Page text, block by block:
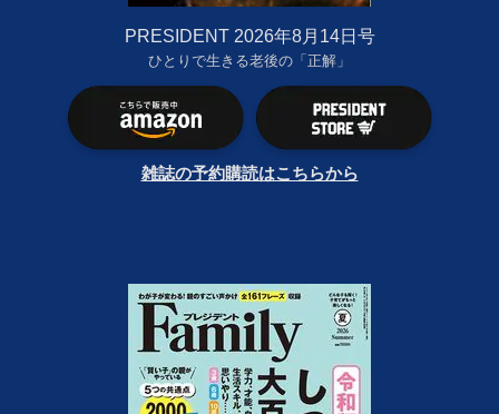
PRESIDENT 2026年8月14日号
ひとりで生きる老後の「正解」
雑誌の予約購読はこちらから